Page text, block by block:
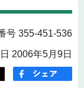
号 355-451-536
2006年5月9日